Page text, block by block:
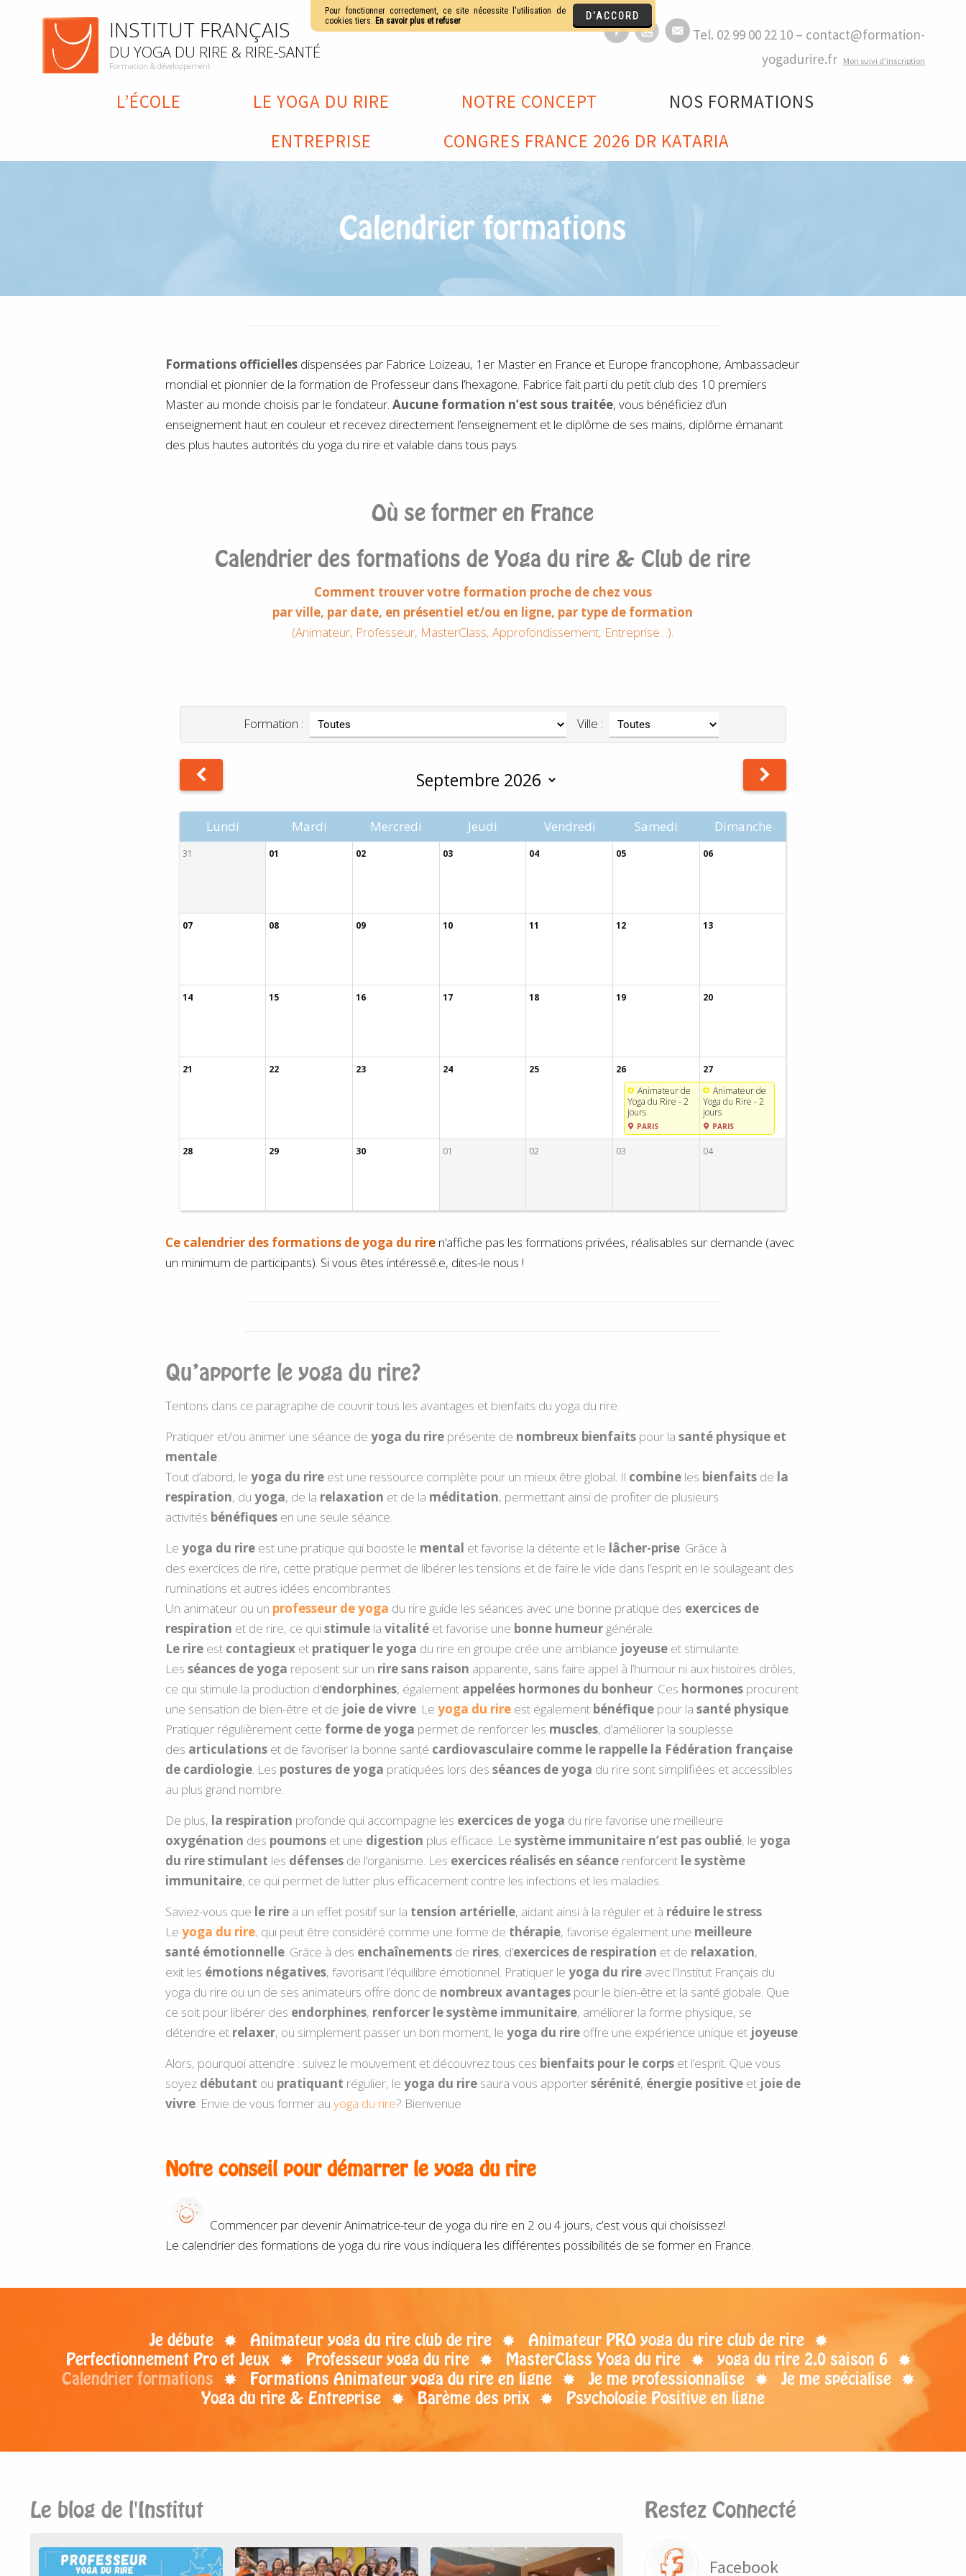
INSTITUT FRANÇAIS
DU YOGA DU RIRE & RIRE-SANTÉ
Formation & développement
Tel. 02 99 00 22 10 – contact@formation-
yogadurire.fr Mon suivi d’inscription
L’ÉCOLE LE YOGA DU RIRE NOTRE CONCEPT
NOS FORMATIONS
ENTREPRISE
CONGRES FRANCE 2026 DR KATARIA
Calendrier formations
Formations officielles dispensées par Fabrice Loizeau, 1er Master en France et Europe francophone, Ambassadeur
mondial et pionnier de la formation de Professeur dans l’hexagone. Fabrice fait parti du petit club des 10 premiers
Master au monde choisis par le fondateur. Aucune formation n’est sous traitée, vous bénéficiez d’un
enseignement haut en couleur et recevez directement l’enseignement et le diplôme de ses mains, diplôme émanant
des plus hautes autorités du yoga du rire et valable dans tous pays.
Où se former en France
Calendrier des formations de Yoga du rire & Club de rire
Comment trouver votre formation proche de chez vous
par ville, par date, en présentiel et/ou en ligne, par type de formation
(Animateur, Professeur, MasterClass, Approfondissement, Entreprise…).
Formation : Ville :
Lundi Mardi Mercredi Jeudi Vendredi Samedi Dimanche
31 01 02 03 04 05 06
07 08 09 10 11 12 13
14 15 16 17 18 19 20
21 22 23 24 25
26
Animateur de
Yoga du Rire - 2
jours
PARIS
27
Animateur de
Yoga du Rire - 2
jours
PARIS
28 29 30 01 02 03 04
Ce calendrier des formations de yoga du riren’affiche pas les formations privées, réalisables sur demande (avec
un minimum de participants). Si vous êtes intéressé.e, dites-le nous !
Qu’apporte le yoga du rire?
Tentons dans ce paragraphe de couvrir tous les avantages et bienfaits du yoga du rire.
Pratiquer et/ou animer une séance de yoga du rireprésente de nombreux bienfaitspour la santé physique et
mentale.
Tout d’abord, le yoga du rireest une ressource complète pour un mieux être global. Il combineles bienfaitsde la
respiration, du yoga, de la relaxation et de la méditation, permettant ainsi de profiter de plusieurs
activités bénéfiquesen une seule séance.
Le yoga du rireest une pratique qui booste le mental et favorise la détente et le lâcher-prise. Grâce à
des exercices de rire, cette pratique permet de libérer les tensions et de faire le vide dans l’esprit en le soulageant des
ruminations et autres idées encombrantes.
Un animateur ou un professeur de yoga du rire guide les séances avec une bonne pratique des exercices de
respiration et de rire, ce quistimule la vitalitéet favorise une bonne humeurgénérale.
Le rireest contagieuxet pratiquer le yoga du rire en groupe crée une ambiance joyeuseet stimulante.
Les séances de yoga reposent sur un rire sans raison apparente, sans faire appel à l’humour ni aux histoires drôles,
ce qui stimule la production d’endorphines, également appelées hormones du bonheur. Ces hormonesprocurent
une sensation de bien-être et de joie de vivre. Le yoga du rireest également bénéfiquepour la santé physique.
Pratiquer régulièrement cette forme de yoga permet de renforcer les muscles, d’améliorer la souplesse
des articulationset de favoriser la bonne santé cardiovasculaire comme le rappelle la Fédération française
de cardiologie. Les postures de yoga pratiquées lors des séances de yoga du rire sont simplifiées et accessibles
au plus grand nombre.
De plus, la respiration profonde qui accompagne les exercices de yoga du rire favorise une meilleure
oxygénation des poumonset une digestion plus efficace. Le système immunitaire n’est pas oublié, le yoga
du rirestimulant les défensesde l’organisme. Les exercices réalisés en séance renforcent le système
immunitaire, ce qui permet de lutter plus efficacement contre les infections et les maladies.
Saviez-vous que le rirea un effet positif sur la tension artérielle, aidant ainsi à la réguler et à réduire le stress.
Le yoga du rire, qui peut être considéré comme une forme de thérapie, favorise également une meilleure
santé émotionnelle. Grâce à des enchaînementsde rires, d’exercices de respiration et de relaxation,
exit les émotions négatives, favorisant l’équilibre émotionnel. Pratiquer le yoga du rireavecl’Institut Français du
yoga du rire ou un de ses animateurs offre donc de nombreux avantagespour le bien-être et la santé globale. Que
ce soit pour libérer des endorphines, renforcer le système immunitaire, améliorer la forme physique, se
détendre et relaxer, ou simplement passer un bon moment, le yoga du rireoffre une expérience unique et joyeuse.
Alors, pourquoi attendre : suivez le mouvement et découvrez tous ces bienfaits pour le corpset l’esprit. Que vous
soyez débutant ou pratiquant régulier, le yoga du riresaura vous apportersérénité, énergie positiveet joie de
vivre. Envie de vous former au yoga du rire? Bienvenue
Notre conseil pourdémarrerle yoga du rire
Commencer par devenir Animatrice-teur de yoga du rire en 2 ou 4 jours, c’est vous qui choisissez!
Le calendrier des formations de yoga du rire vous indiquera les différentes possibilités de se former en France.
Je débute Animateur yoga du rire club de rire
Animateur PRO yoga du rire club de rire
Perfectionnement Pro et Jeux
Professeur yoga du rire MasterClass Yoga du rire
yoga du rire 2.0 saison 6
Calendrier formations
Formations Animateur yoga du rire en ligne Je me professionnalise
Je me spécialise
Yoga du rire & Entreprise
Barème des prix Psychologie Positive en ligne
Le blog de l'Institut Restez Connecté
Facebook